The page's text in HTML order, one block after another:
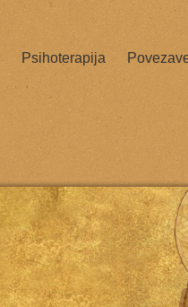
Psihoterapija